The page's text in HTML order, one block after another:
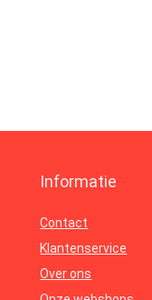
Informatie
Contact
Klantenservice
Over ons